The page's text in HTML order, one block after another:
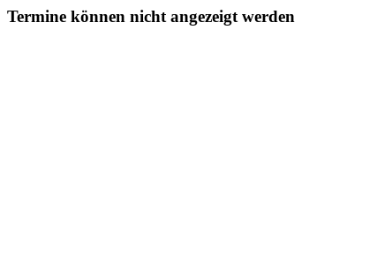
Termine können nicht angezeigt werden